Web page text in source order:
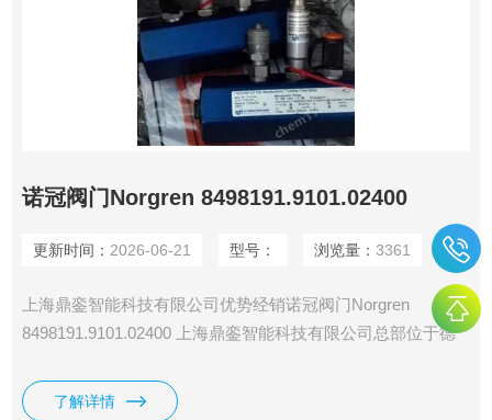
诺冠阀门Norgren 8498191.9101.02400
更新时间： 2026-06-21 型号： 浏览量： 3361
上海鼎銮智能科技有限公司优势经销诺冠阀门Norgren
8498191.9101.02400 上海鼎銮智能科技有限公司总部位于德
仪表及备品备件。
了解详情